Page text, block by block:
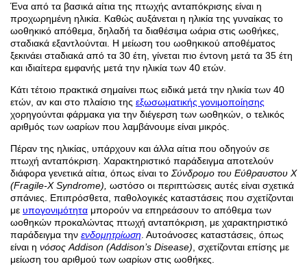
Ένα από τα βασικά αίτια της πτωχής ανταπόκρισης είναι η
προχωρημένη ηλικία. Καθώς αυξάνεται η ηλικία της γυναίκας το
ωοθηκικό απόθεμα, δηλαδή τα διαθέσιμα ωάρια στις ωοθήκες,
σταδιακά εξαντλούνται. Η μείωση του ωοθηκικού αποθέματος
ξεκινάει σταδιακά από τα 30 έτη, γίνεται πιο έντονη μετά τα 35 έτη
και ιδιαίτερα εμφανής μετά την ηλικία των 40 ετών.
Κάτι τέτοιο πρακτικά σημαίνει πως ειδικά μετά την ηλικία των 40
ετών, αν και στο πλαίσιο της εξωσωματικής γονιμοποίησης
χορηγούνται φάρμακα για την διέγερση των ωοθηκών, ο τελικός
αριθμός των ωαρίων που λαμβάνουμε είναι μικρός.
Πέραν της ηλικίας, υπάρχουν και άλλα αίτια που οδηγούν σε
πτωχή ανταπόκριση. Χαρακτηριστικό παράδειγμα αποτελούν
διάφορα γενετικά αίτια, όπως είναι το Σύνδρομο του Εύθραυστου Χ
(Fragile-X Syndrome), ωστόσο οι περιπτώσεις αυτές είναι σχετικά
σπάνιες. Επιπρόσθετα, παθολογικές καταστάσεις που σχετίζονται
με υπογονιμότητα μπορούν να επηρεάσουν το απόθεμα των
ωοθηκών προκαλώντας πτωχή ανταπόκριση, με χαρακτηριστικό
παράδειγμα την ενδομητρίωση . Αυτοάνοσες καταστάσεις, όπως
είναι η νόσος Addison (Addison’s Disease) , σχετίζονται επίσης με
μείωση του αριθμού των ωαρίων στις ωοθήκες.